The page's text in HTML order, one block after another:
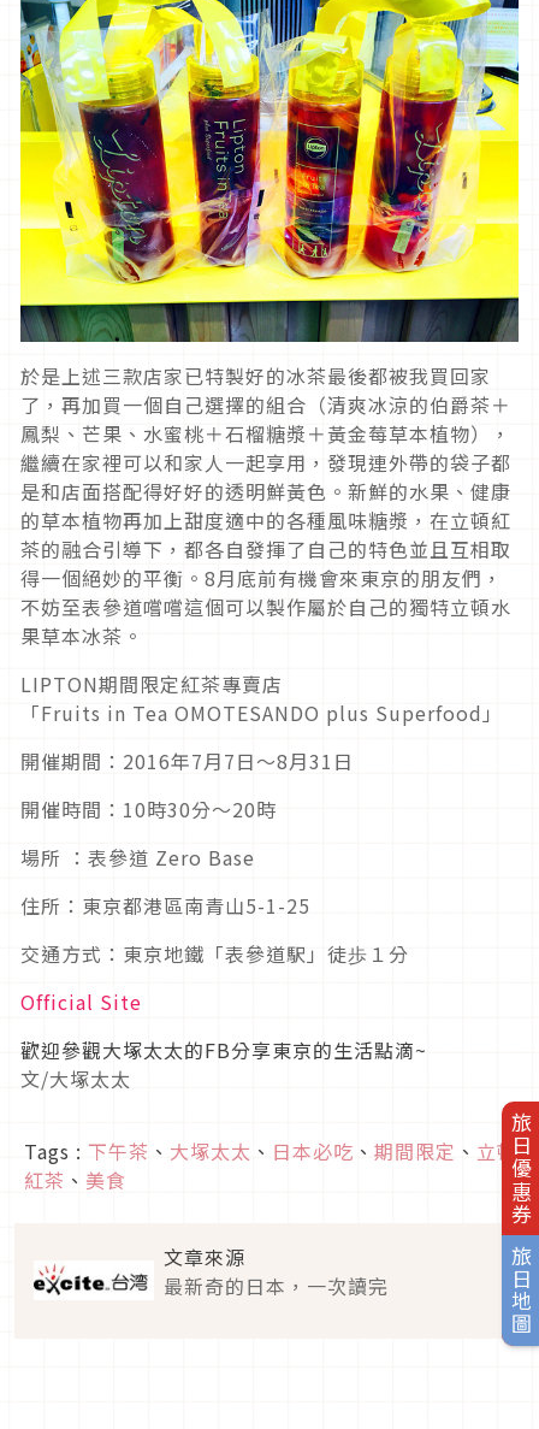
旅日優惠券
旅日地圖
於是上述三款店家已特製好的冰茶最後都被我買回家
了，再加買一個自己選擇的組合（清爽冰涼的伯爵茶＋
鳳梨、芒果、水蜜桃＋石榴糖漿＋黃金莓草本植物），
繼續在家裡可以和家人一起享用，發現連外帶的袋子都
是和店面搭配得好好的透明鮮黃色。新鮮的水果、健康
的草本植物再加上甜度適中的各種風味糖漿，在立頓紅
茶的融合引導下，都各自發揮了自己的特色並且互相取
得一個絕妙的平衡。8月底前有機會來東京的朋友們，
不妨至表參道嚐嚐這個可以製作屬於自己的獨特立頓水
果草本冰茶。
LIPTON期間限定紅茶專賣店
「Fruits in Tea OMOTESANDO plus Superfood」
開催期間：2016年7月7日〜8月31日
開催時間：10時30分〜20時
場所 ：表參道 Zero Base
住所：東京都港區南青山5-1-25
交通方式：東京地鐵「表參道駅」徒歩１分
Official Site
歡迎參觀大塚太太的FB分享東京的生活點滴~
文/大塚太太
Tags : 下午茶 、 大塚太太 、 日本必吃 、 期間限定 、 立頓
紅茶 、 美食
文章來源
最新奇的日本，一次讀完